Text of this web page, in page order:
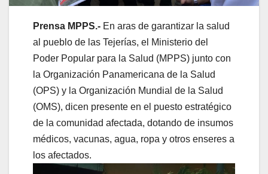
Prensa MPPS.- En aras de garantizar la salud
al pueblo de las Tejerías, el Ministerio del
Poder Popular para la Salud (MPPS) junto con
la Organización Panamericana de la Salud
(OPS) y la Organización Mundial de la Salud
(OMS), dicen presente en el puesto estratégico
de la comunidad afectada, dotando de insumos
médicos, vacunas, agua, ropa y otros enseres a
los afectados.